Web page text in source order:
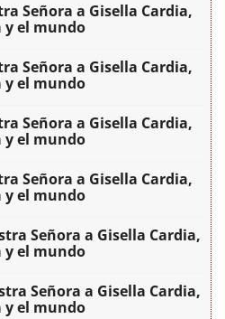
Señora a Gisella Cardia,
y el mundo
Señora a Gisella Cardia,
y el mundo
Señora a Gisella Cardia,
y el mundo
Señora a Gisella Cardia,
y el mundo
Señora a Gisella Cardia,
y el mundo
Señora a Gisella Cardia,
y el mundo